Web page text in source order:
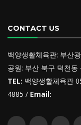
CONTACT US
백양생활체육관: 부산
공원: 부산 북구 덕천동
TEL: 백양생활체육관
4885 / Email: